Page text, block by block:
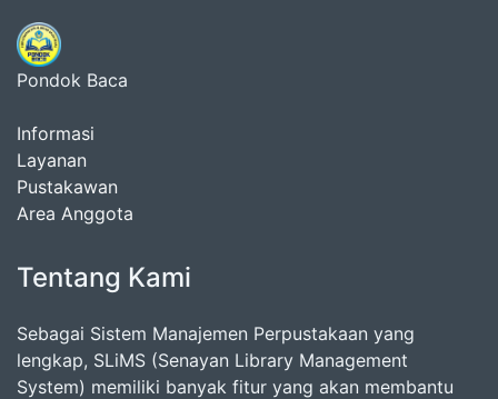
Pondok Baca
Informasi
Layanan
Pustakawan
Area Anggota
Tentang Kami
Sebagai Sistem Manajemen Perpustakaan yang
lengkap, SLiMS (Senayan Library Management
System) memiliki banyak fitur yang akan membantu